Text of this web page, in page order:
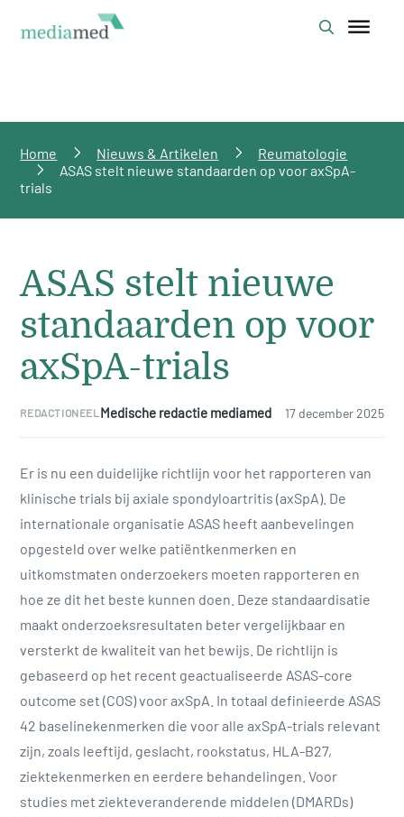
Home Nieuws & Artikelen
Reumatologie
ASAS stelt nieuwe standaarden op voor axSpA-
trials
ASAS stelt nieuwe
standaarden op voor
axSpA-trials
REDACTIONEEL Medische redactie mediamed 17 december 2025
Er is nu een duidelijke richtlijn voor het rapporteren van
klinische trials bij axiale spondyloartritis (axSpA). De
internationale organisatie ASAS heeft aanbevelingen
opgesteld over welke patiëntkenmerken en
uitkomstmaten onderzoekers moeten rapporteren en
hoe ze dit het beste kunnen doen. Deze standaardisatie
maakt onderzoeksresultaten beter vergelijkbaar en
versterkt de kwaliteit van het bewijs. De richtlijn is
gebaseerd op het recent geactualiseerde ASAS-core
outcome set (COS) voor axSpA. In totaal definieerde ASAS
42 baselinekenmerken die voor alle axSpA-trials relevant
zijn, zoals leeftijd, geslacht, rookstatus, HLA-B27,
ziektekenmerken en eerdere behandelingen. Voor
studies met ziekteveranderende middelen (DMARDs)